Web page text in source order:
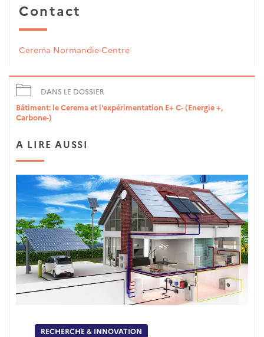
Contact
Cerema Normandie-Centre
DANS LE DOSSIER
Bâtiment: le Cerema et l'expérimentation E+ C- (Energie +,
Carbone-)
A LIRE AUSSI
RECHERCHE & INNOVATION